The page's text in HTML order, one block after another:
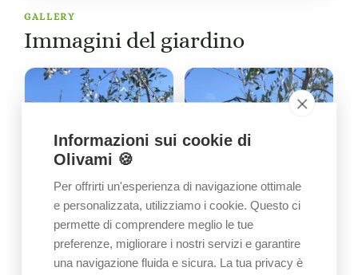
GALLERY
Immagini del giardino
Informazioni sui cookie di
Olivami 🍪
Per offrirti un'esperienza di navigazione ottimale
e personalizzata, utilizziamo i cookie. Questo ci
permette di comprendere meglio le tue
preferenze, migliorare i nostri servizi e garantire
una navigazione fluida e sicura. La tua privacy è